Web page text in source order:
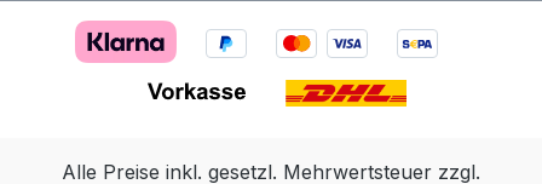
Alle Preise inkl. gesetzl. Mehrwertsteuer zzgl.